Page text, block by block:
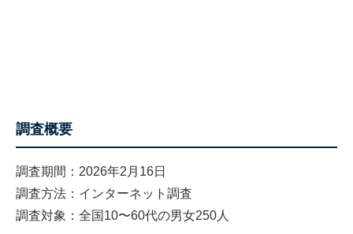
調査概要
調査期間：2026年2月16日
調査方法：インターネット調査
調査対象：全国10〜60代の男女250人